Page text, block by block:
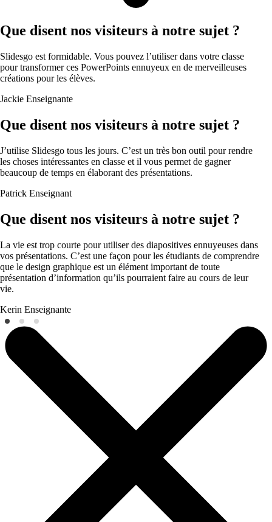
Que disent nos visiteurs à notre sujet ?
Slidesgo est formidable. Vous pouvez l’utiliser dans votre classe
pour transformer ces PowerPoints ennuyeux en de merveilleuses
créations pour les élèves.
Jackie Enseignante
Que disent nos visiteurs à notre sujet ?
J’utilise Slidesgo tous les jours. C’est un très bon outil pour rendre
les choses intéressantes en classe et il vous permet de gagner
beaucoup de temps en élaborant des présentations.
Patrick Enseignant
Que disent nos visiteurs à notre sujet ?
La vie est trop courte pour utiliser des diapositives ennuyeuses dans
vos présentations. C’est une façon pour les étudiants de comprendre
que le design graphique est un élément important de toute
présentation d’information qu’ils pourraient faire au cours de leur
vie.
Kerin Enseignante